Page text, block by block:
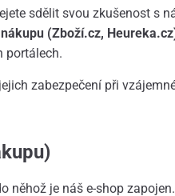
sdělit svou zkušenost s
(Zboží.cz,
portálech.
zabezpečení při
je náš e-shop